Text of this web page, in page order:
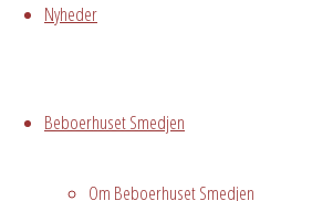
Nyheder
Beboerhuset Smedjen
Om Beboerhuset Smedjen
Avedørelejren •
2650 Hvidovre •